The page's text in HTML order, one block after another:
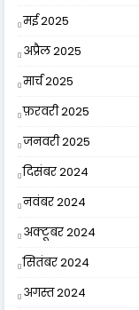
मई 2025
अप्रैल 2025
मार्च 2025
फ़रवरी 2025
जनवरी 2025
दिसंबर 2024
नवंबर 2024
अक्टूबर 2024
सितंबर 2024
अगस्त 2024